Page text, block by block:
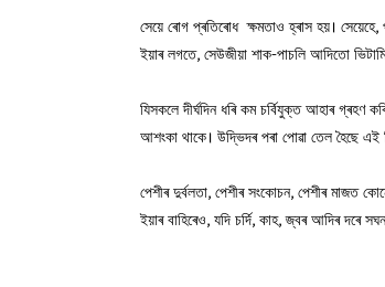
সেয়ে ৰোগ প্ৰতিৰোধ ক্ষমতাও হ্ৰাস হয়।
ইয়াৰ লগতে, সেউজীয়া শাক-পাচলি আদিতো
যিসকলে দীৰ্ঘদিন ধৰি কম চৰ্বিযুক্ত আহাৰ
আশংকা থাকে। উদ্ভিদৰ পৰা পোৱা তেল হৈছে এই
পেশীৰ দুৰ্বলতা, পেশীৰ সংকোচন, পেশীৰ মাজত
ইয়াৰ বাহিৰেও, যদি চৰ্দি, কাহ, জ্বৰ আদিৰ দৰে